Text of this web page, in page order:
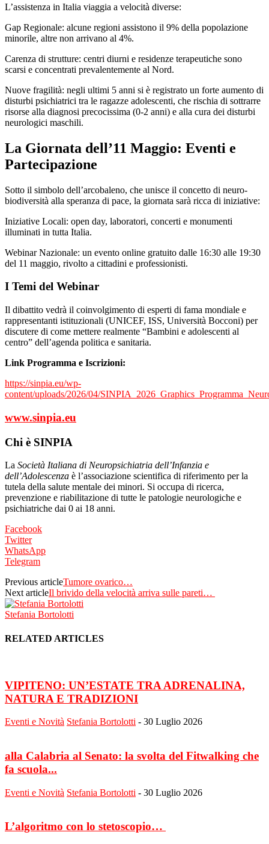
L’assistenza in Italia viaggia a velocità diverse:
Gap Regionale: alcune regioni assistono il 9% della popolazione
minorile, altre non arrivano al 4%.
Carenza di strutture: centri diurni e residenze terapeutiche sono
scarsi e concentrati prevalentemente al Nord.
Nuove fragilità: negli ultimi 5 anni si è registrato un forte aumento di
disturbi psichiatrici tra le ragazze adolescenti, che rischia di sottrarre
risorse alla diagnosi precocissima (0-2 anni) e alla cura dei disturbi
neurologici maschili.
La Giornata dell’11 Maggio: Eventi e
Partecipazione
Sotto il simbolo dell’arcobaleno, che unisce il concetto di neuro-
biodiversità alla speranza di pace, la giornata sarà ricca di iniziative:
Iniziative Locali: open day, laboratori, concerti e monumenti
illuminati in tutta Italia.
Webinar Nazionale: un evento online gratuito dalle 16:30 alle 19:30
del 11 maggio, rivolto a cittadini e professionisti.
I Temi del Webinar
Il dibattito vedrà il coinvolgimento di esperti di fama mondiale e
rappresentanti istituzionali (UNICEF, ISS, Università Bocconi) per
discutere di come mettere realmente “Bambini e adolescenti al
centro” dell’agenda politica e sanitaria.
Link Programma e Iscrizioni:
https://sinpia.eu/wp-
content/uploads/2026/04/
www.sinpia.eu
Chi è SINPIA
La Società Italiana di Neuropsichiatria dell’Infanzia e
dell’Adolescenza è l’associazione scientifica di riferimento per la
tutela della salute mentale dei minori. Si occupa di ricerca,
prevenzione e riabilitazione di tutte le patologie neurologiche e
psichiatriche dai 0 ai 18 anni.
Facebook
Twitter
WhatsApp
Telegram
Previous articleTumore ovarico…
Next articleIl brivido della velocità arriva sulle pareti…
Stefania Bortolotti
RELATED ARTICLES
VIPITENO: UN’ESTATE TRA ADRENALINA,
NATURA E TRADIZIONI
Eventi e Novità Stefania Bortolotti - 30 Luglio 2026
alla Calabria al Senato: la svolta del Fitwalking che
fa scuola...
Eventi e Novità Stefania Bortolotti - 30 Luglio 2026
L’algoritmo con lo stetoscopio…